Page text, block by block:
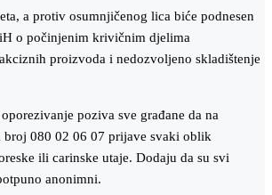
a protiv osumnjičenog lica biće podnesen
o počinjenim krivičnim djelima
proizvoda i nedozvoljeno skladištenje
poziva sve građane da na
080 02 06 07 prijave svaki oblik
ili carinske utaje. Dodaju da su svi
anonimni.